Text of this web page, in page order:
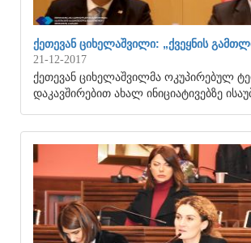
ᲥᲔᲗᲔᲕᲐᲜ ᲪᲘᲮᲔᲚᲐᲨᲕᲘᲚᲘ: „ᲥᲕᲔᲧᲜᲘᲡ
21-12-2017
ქეთევან ციხელაშვილმა ოკუპირებულ
დაკავშირებით ახალ ინიციატივებზე